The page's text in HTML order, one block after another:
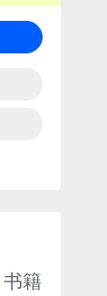
书籍